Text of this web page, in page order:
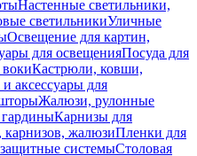
Настенные светильники,
светильникиУличные
Освещение для картин,
для освещенияПосуда для
Кастрюли, ковши,
аксессуары для
Жалюзи, рулонные
Карнизы для
жалюзиПленки для
системыСтоловая